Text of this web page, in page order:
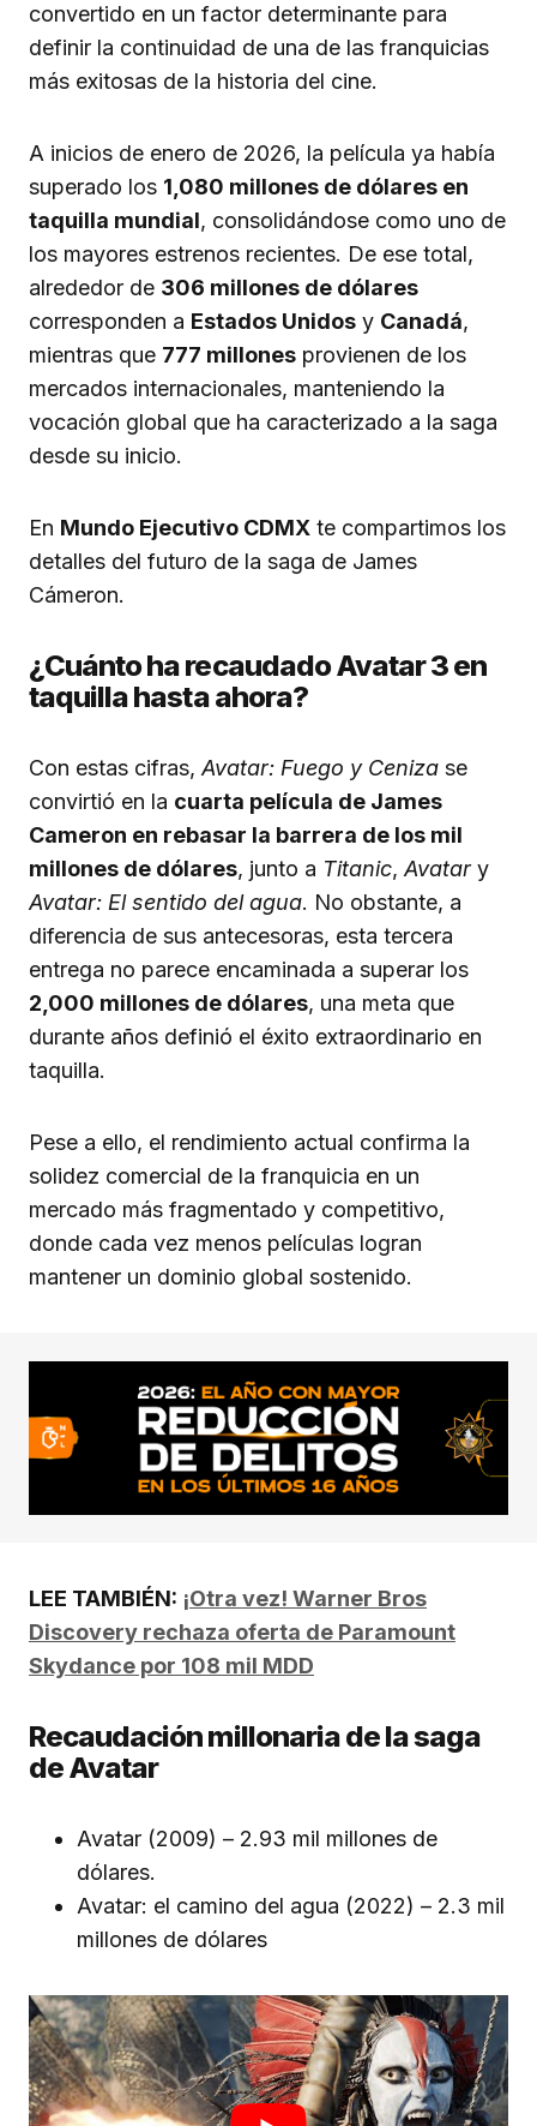
convertido en un factor determinante para
definir la continuidad de una de las franquicias
más exitosas de la historia del cine.
A inicios de enero de 2026, la película ya había
superado los 1,080 millones de dólares en
taquilla mundial, consolidándose como uno de
los mayores estrenos recientes. De ese total,
alrededor de 306 millones de dólares
corresponden a Estados Unidos y Canadá,
mientras que 777 millones provienen de los
mercados internacionales, manteniendo la
vocación global que ha caracterizado a la saga
desde su inicio.
En Mundo Ejecutivo CDMX te compartimos los
detalles del futuro de la saga de James
Cámeron.
¿Cuánto ha recaudado Avatar 3 en
taquilla hasta ahora?
Con estas cifras,Avatar: Fuego y Ceniza se
convirtió en la cuarta película de James
Cameron en rebasar la barrera de los mil
millones de dólares, junto a Titanic,Avatary
Avatar: El sentido del agua. No obstante, a
diferencia de sus antecesoras, esta tercera
entrega no parece encaminada a superar los
2,000 millones de dólares, una meta que
durante años definió el éxito extraordinario en
taquilla.
Pese a ello, el rendimiento actual confirma la
solidez comercial de la franquicia en un
mercado más fragmentado y competitivo,
donde cada vez menos películas logran
mantener un dominio global sostenido.
LEE TAMBIÉN: ¡Otra vez! Warner Bros
Discovery rechaza oferta de Paramount
Skydance por 108 mil MDD
Recaudación millonaria de la saga
de Avatar
Avatar (2009) – 2.93 mil millones de
dólares.
Avatar: el camino del agua (2022) – 2.3 mil
millones de dólares